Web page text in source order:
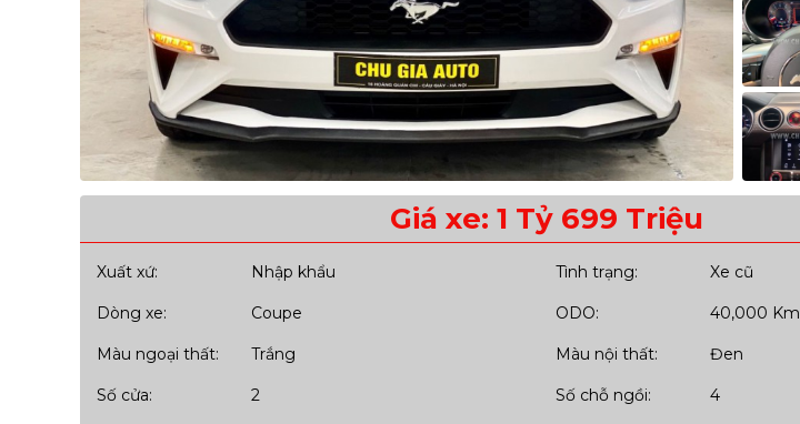
Giá xe: 1 Tỷ 699 Triệu
Xuất xứ: Nhập khẩu Tình trạng: Xe cũ
Dòng xe: Coupe ODO: 40,000 Km
Màu ngoại thất: Trắng Màu nội thất: Đen
Số cửa: 2 Số chỗ ngồi: 4